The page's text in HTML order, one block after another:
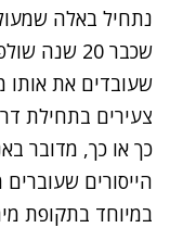
נתחיל באלה
שכבר 20
שעובדים את אותו
צעירים בתחילת
כך או כך, מדובר
הייסורים
במיוחד בתקופת